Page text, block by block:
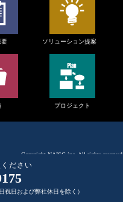
ださい
祝日および弊社休日を除く）
要 ソリューション提案
プロジェクト
Copyright NAISG inc. All rights reserved.